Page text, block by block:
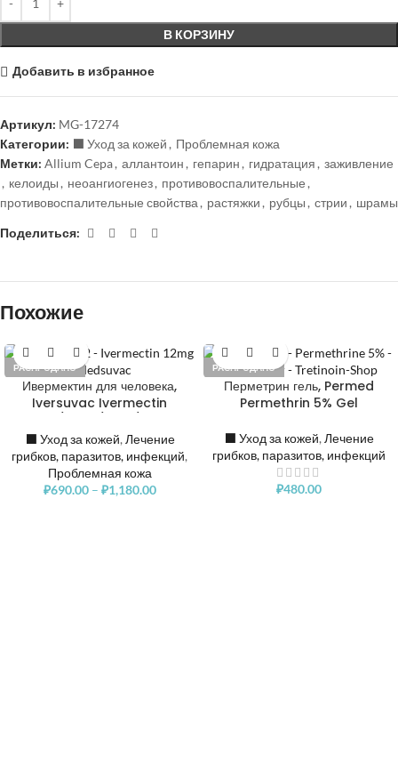
В КОРЗИНУ
Добавить в избранное
Артикул: MG-17274
Категории: ⬛️ Уход за кожей , Проблемная кожа
Метки: Allium Cepa, аллантоин , гепарин , гидратация , заживление
, келоиды , неоангиогенез, противовоспалительные ,
противовоспалительные свойства , растяжки , рубцы , стрии , шрамы
Поделиться:
Похожие
РАСПРОДАНО
Ивермектин для человека,
Iversuvac Ivermectin
блистер
⬛️ Уход за кожей, Лечение
грибков, паразитов, инфекций,
Проблемная кожа
₽690.00 – ₽1,180.00
РАСПРОДАНО
Перметрин гель, Permed
Permethrin 5% Gel
⬛️ Уход за кожей, Лечение
грибков, паразитов, инфекций
₽480.00